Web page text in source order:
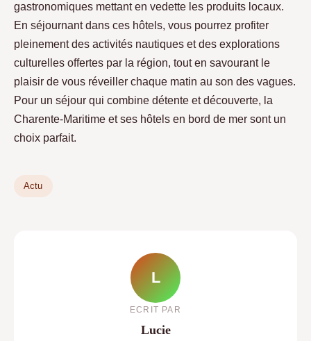
gastronomiques mettant en vedette les produits locaux.
En séjournant dans ces hôtels, vous pourrez profiter
pleinement des activités nautiques et des explorations
culturelles offertes par la région, tout en savourant le
plaisir de vous réveiller chaque matin au son des vagues.
Pour un séjour qui combine détente et découverte, la
Charente-Maritime et ses hôtels en bord de mer sont un
choix parfait.
Actu
L
ECRIT PAR
Lucie